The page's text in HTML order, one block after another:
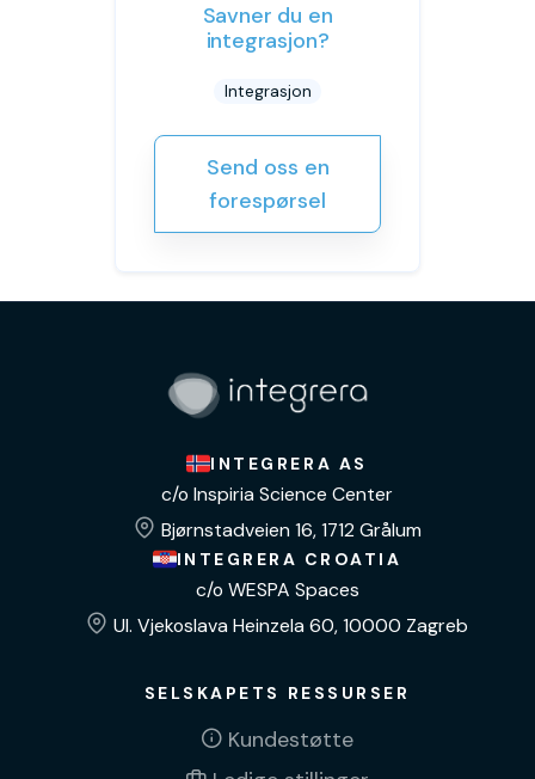
Savner du en
integrasjon?
Integrasjon
Send oss en
forespørsel
INTEGRERA AS
c/o Inspiria Science Center
Bjørnstadveien 16, 1712 Grålum
INTEGRERA CROATIA
c/o WESPA Spaces
Ul. Vjekoslava Heinzela 60, 10000 Zagreb
SELSKAPETS RESSURSER
Kundestøtte